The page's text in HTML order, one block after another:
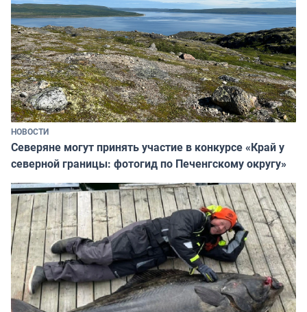
НОВОСТИ
Северяне могут принять участие в конкурсе «Край у
северной границы: фотогид по Печенгскому округу»